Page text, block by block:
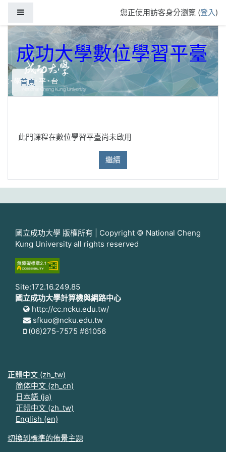
您正使用訪客身分瀏覽 (登入)
成功大學數位學習平臺
首頁
此門課程在數位學習平臺尚未啟用
繼續
國立成功大學 版權所有 | Copyright © National Cheng
Kung University all rights reserved
Site:172.16.249.85
國立成功大學計算機與網路中心
http://cc.ncku.edu.tw/
sfkuo@ncku.edu.tw
(06)275-7575 #61056
正體中文 ‎(zh_tw)‎
简体中文 ‎(zh_cn)‎
日本語 ‎(ja)‎
正體中文 ‎(zh_tw)‎
English ‎(en)‎
切換到標準的佈景主題